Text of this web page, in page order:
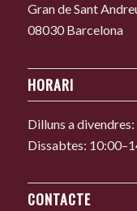
Gran de Sant
08030 Barcelona
HORARI
Dilluns a
Dissabtes:
CONTACTE